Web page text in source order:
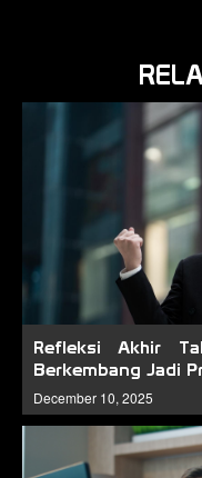
Refleksi Akhir
Berkembang Jadi
December 10, 2025